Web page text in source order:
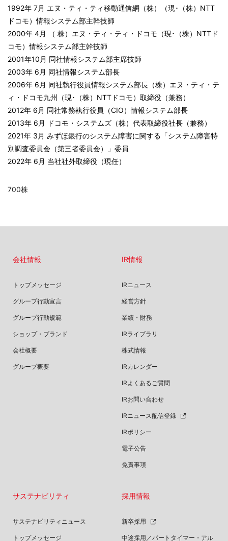
1992年 7月 エヌ・ティ・ティ移動通信網（株）（現･（株）NTT
ドコモ）情報システム部主幹技師
2000年 4月 （ 株）エヌ・ティ・ティ・ドコモ（現･（株）NTTド
コモ）情報システム部主幹技師
2001年10月 同社情報システム部主席技師
2003年 6月 同社情報システム部長
2006年 6月 同社執行役員情報システム部長（株）エヌ・ティ・テ
ィ・ドコモ九州（現･（株）NTTドコモ）取締役（兼務）
2012年 6月 同社常務執行役員（CIO）情報システム部長
2013年 6月 ドコモ・システムズ（株）代表取締役社長（兼務）
2021年 3月 みずほ銀行のシステム障害に関する「システム障害特
別調査委員会（第三者委員会）」委員
2022年 6月 当社社外取締役（現任）
700株
会社情報
トップメッセージ
グループ行動宣言
グループ行動規範
ショップ・ブランド
会社概要
グループ概要
IR情報
IRニュース
経営方針
業績・財務
IRライブラリ
株式情報
IRカレンダー
IRよくあるご質問
IRお問い合わせ
IRニュース配信登録
IRポリシー
電子公告
免責事項
サステナビリティ
サステナビリティニュース
トップメッセージ
採用情報
新卒採用
中途採用／パートタイマー・アル